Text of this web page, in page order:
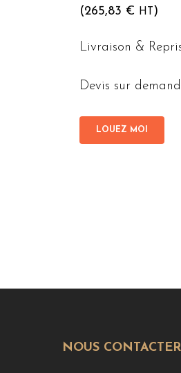
(265,83 € HT )
Livraison &
Devis sur
LOUEZ MOI
NOUS CONTACTER